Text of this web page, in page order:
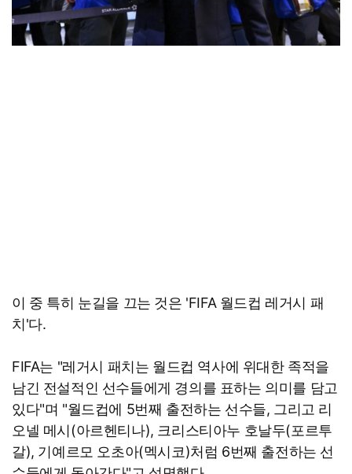
이 중 특히 눈길을 끄는 것은 'FIFA 월드컵 레거시 패
치'다.
FIFA는 "레거시 패치는 월드컵 역사에 위대한 족적을
남긴 전설적인 선수들에게 경의를 표하는 의미를 담고
있다"며 "월드컵에 5번째 출전하는 선수들, 그리고 리
오넬 메시(아르헨티나), 크리스티아누 호날두(포르투
갈), 기예르모 오초아(멕시코)처럼 6번째 출전하는 선